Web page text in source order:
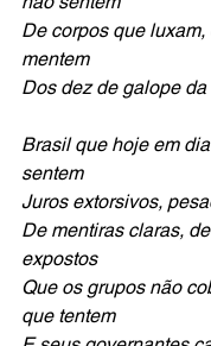
De corpos que
mentem
Dos dez de galope
Brasil que hoje em
sentem
Juros extorsivos,
De mentiras claras,
expostos
Que os grupos não
que tentem